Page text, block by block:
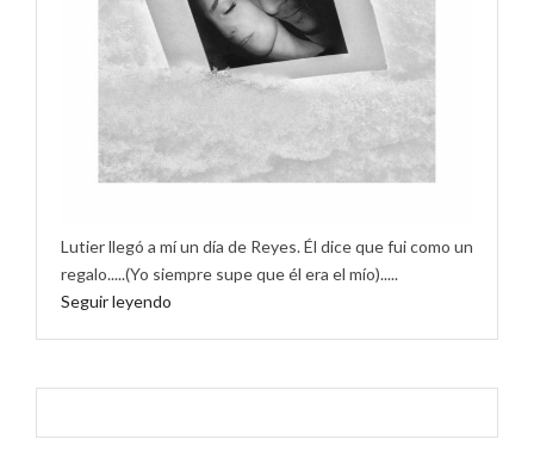
Lutier llegó a mí un día de Reyes. Él dice que fui como un
regalo.....(Yo siempre supe que él era el mío).....
Seguir leyendo